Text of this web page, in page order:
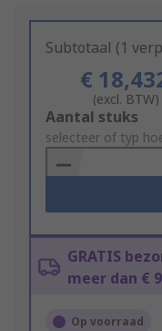
Subtotaal (1
€
(excl. BTW)
Add
to
Basket
Aantal stuks
selecteer of typ
GRATIS
meer dan €
Op voorraad